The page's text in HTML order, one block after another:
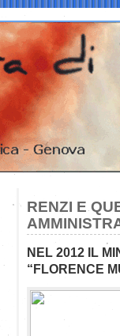
RENZI E
NEL 2012 IL
“FLORENCE